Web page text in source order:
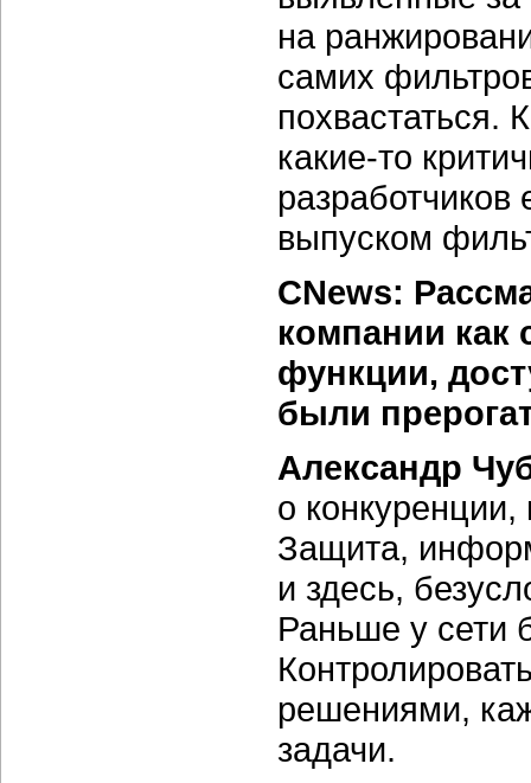
на
самих
похвастаться.
какие-то
разработчиков
выпуском
CNews:
компании как
функции,
были
Александр
о
Защита,
и здесь,
Раньше у сети
решениями,
задачи.